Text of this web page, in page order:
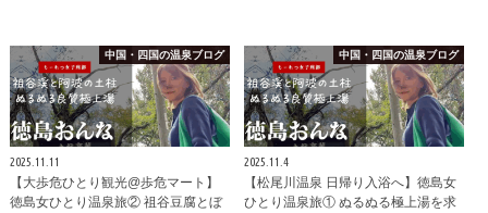
中国・四国の温泉ブログ
2025.11.11
【大歩危ひとり観光@歩危マート】
徳島女ひとり温泉旅② 祖谷豆腐とぼ
中国・四国の温泉ブログ
2025.11.4
【松尾川温泉 日帰り入浴へ】徳島女
ひとり温泉旅① ぬるぬる極上湯を求